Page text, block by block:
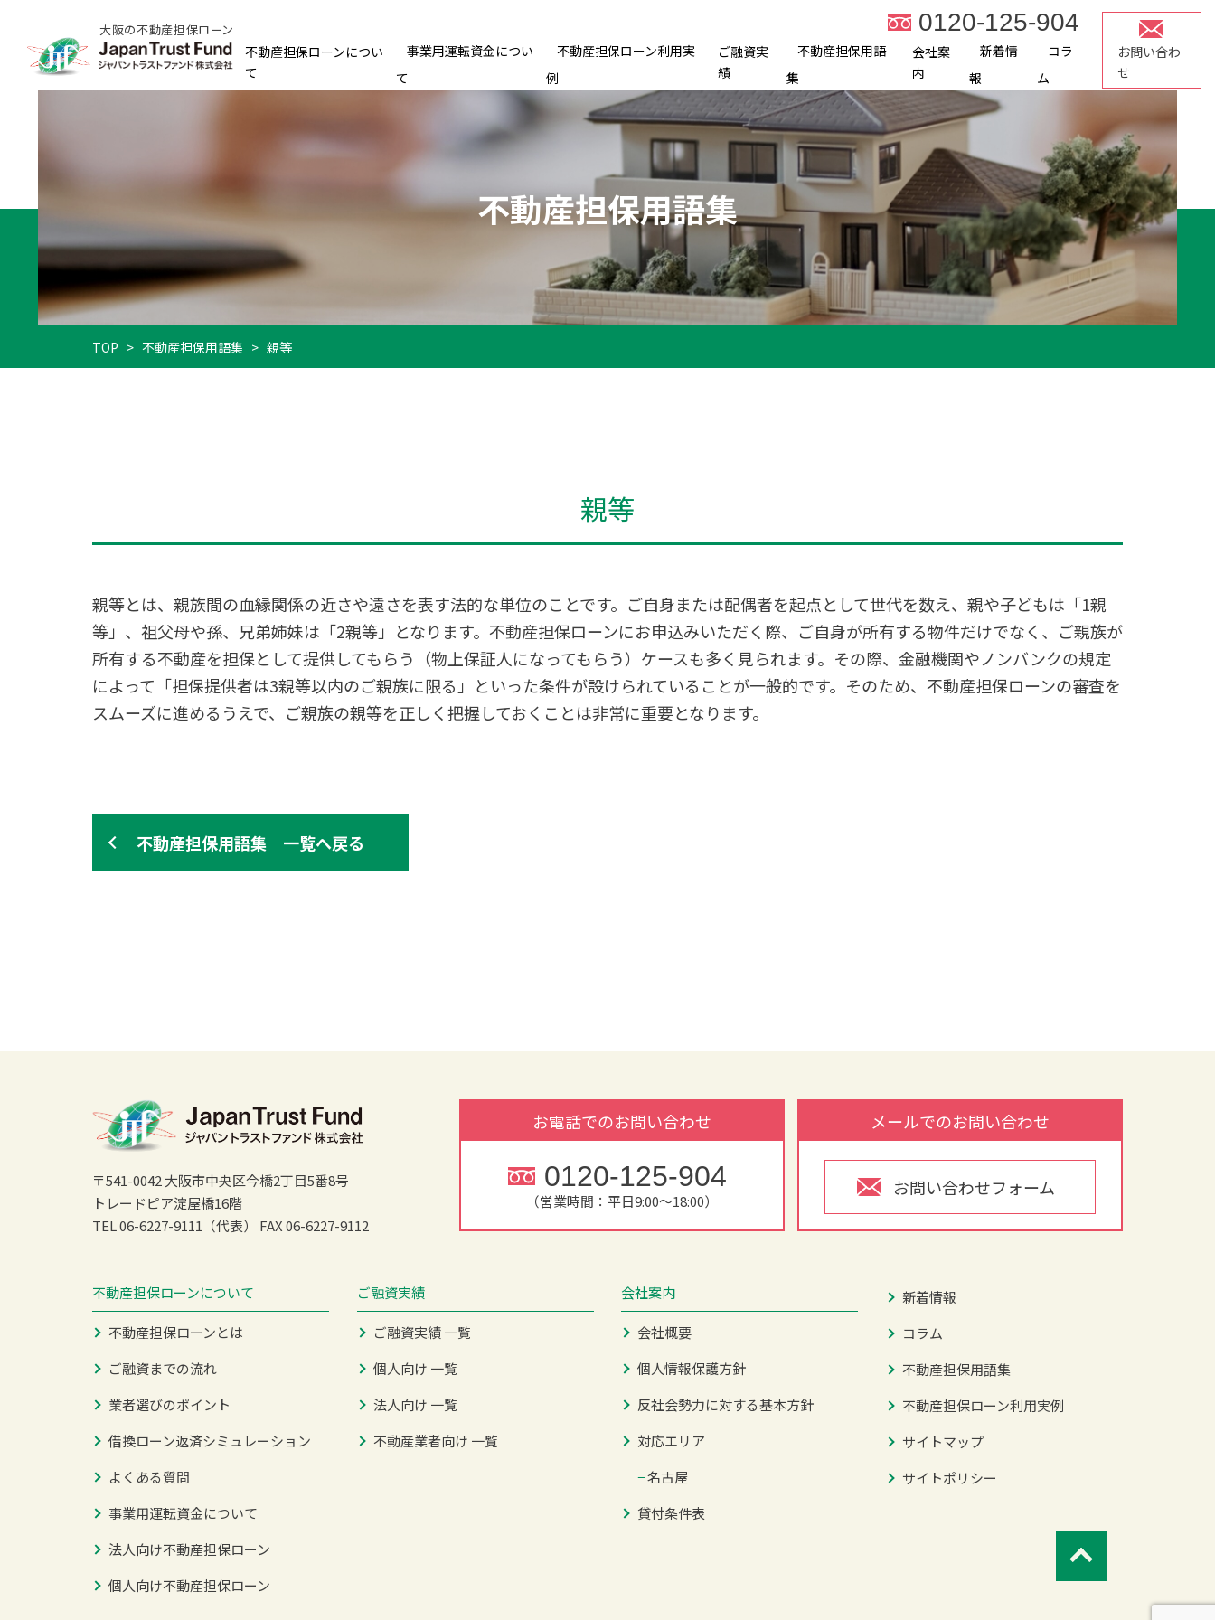
大阪の不動産担保ローン 0120-125-904
不動産担保ローンについ
て
事業用運転資金につい
て
不動産担保ローン利用実
例
ご融資実
績
不動産担保用語
集
会社案
内
新着情
報
コラ
ム
お問い合わ
せ
不動産担保用語集
TOP > 不動産担保用語集 > 親等
親等
親等とは、親族間の血縁関係の近さや遠さを表す法的な単位のことです。ご自身または配偶者を起点として世代を数え、親や子どもは「1親
等」、祖父母や孫、兄弟姉妹は「2親等」となります。不動産担保ローンにお申込みいただく際、ご自身が所有する物件だけでなく、ご親族が
所有する不動産を担保として提供してもらう（物上保証人になってもらう）ケースも多く見られます。その際、金融機関やノンバンクの規定
によって「担保提供者は3親等以内のご親族に限る」といった条件が設けられていることが一般的です。そのため、不動産担保ローンの審査を
スムーズに進めるうえで、ご親族の親等を正しく把握しておくことは非常に重要となります。
不動産担保用語集 一覧へ戻る
〒541-0042 大阪市中央区今橋2丁目5番8号
トレードピア淀屋橋16階
TEL 06-6227-9111（代表）
FAX 06-6227-9112
お電話でのお問い合わせ
0120-125-904
（営業時間：平日9:00～18:00）
メールでのお問い合わせ
お問い合わせフォーム
不動産担保ローンについて
不動産担保ローンとは
ご融資までの流れ
業者選びのポイント
借換ローン返済シミュレーション
よくある質問
事業用運転資金について
法人向け不動産担保ローン
個人向け不動産担保ローン
ご融資実績
ご融資実績 一覧
個人向け 一覧
法人向け 一覧
不動産業者向け 一覧
会社案内
会社概要
個人情報保護方針
反社会勢力に対する基本方針
対応エリア
−名古屋
貸付条件表
新着情報
コラム
不動産担保用語集
不動産担保ローン利用実例
サイトマップ
サイトポリシー